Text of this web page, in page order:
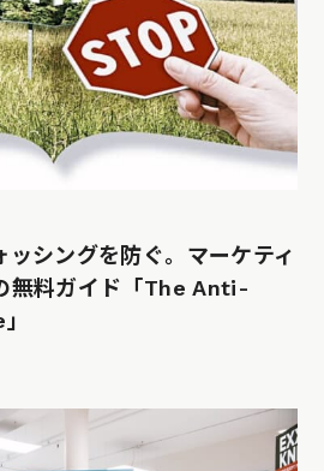
ッシングを防ぐ。マーケティ
無料ガイド「The Anti-